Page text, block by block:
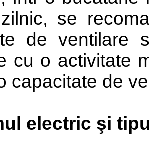
se
de
cu o activitate
capacitate de
electric şi